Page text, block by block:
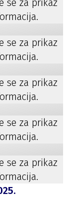
se za prikaz
se za prikaz
se za prikaz
se za prikaz
se za prikaz
.